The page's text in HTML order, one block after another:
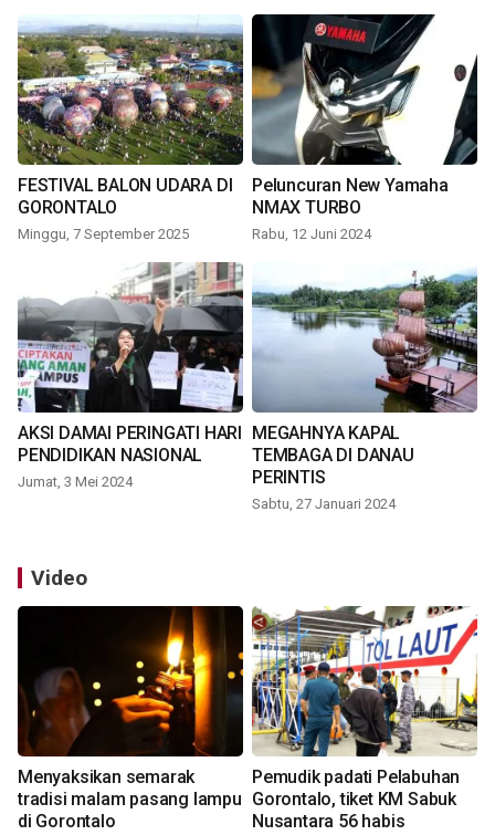
FESTIVAL BALON UDARA DI
GORONTALO
Minggu, 7 September 2025
Peluncuran New Yamaha
NMAX TURBO
Rabu, 12 Juni 2024
AKSI DAMAI PERINGATI HARI
PENDIDIKAN NASIONAL
Jumat, 3 Mei 2024
MEGAHNYA KAPAL
TEMBAGA DI DANAU
PERINTIS
Sabtu, 27 Januari 2024
Video
Menyaksikan semarak
tradisi malam pasang lampu
di Gorontalo
Pemudik padati Pelabuhan
Gorontalo, tiket KM Sabuk
Nusantara 56 habis